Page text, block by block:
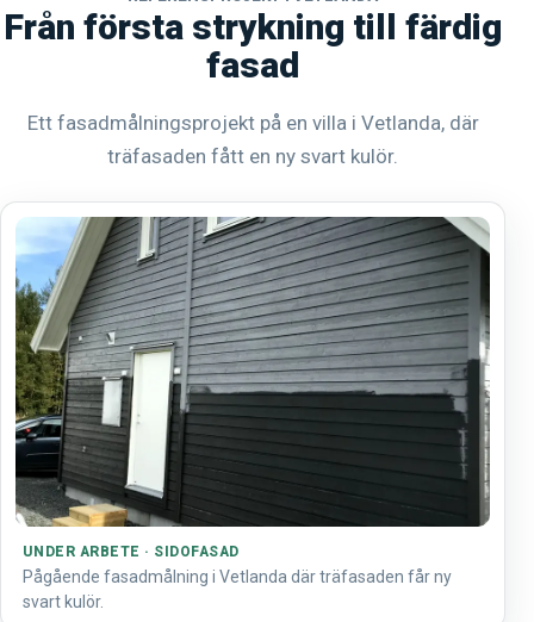
Från första strykning till färdig
fasad
Ett fasadmålningsprojekt på en villa i Vetlanda, där
träfasaden fått en ny svart kulör.
UNDER ARBETE · SIDOFASAD
Pågående fasadmålning i Vetlanda där träfasaden får ny
svart kulör.